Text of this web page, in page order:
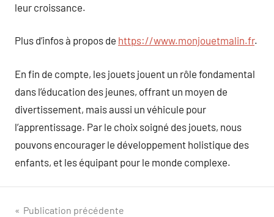
leur croissance.
Plus d’infos à propos de https://www.monjouetmalin.fr.
En fin de compte, les jouets jouent un rôle fondamental
dans l’éducation des jeunes, offrant un moyen de
divertissement, mais aussi un véhicule pour
l’apprentissage. Par le choix soigné des jouets, nous
pouvons encourager le développement holistique des
enfants, et les équipant pour le monde complexe.
Navigation
Publication précédente